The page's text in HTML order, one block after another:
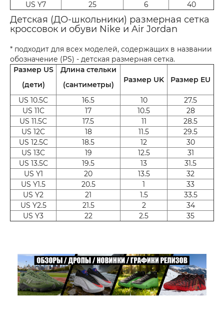
US Y7 25 6 40
Детская (ДО-школьники) размерная сетка
кроссовок и обуви Nike и Air Jordan
* подходит для всех моделей, содержащих в названии
обозначение (PS) - детская размерная сетка.
Размер US
(дети)
Длина стельки
(сантиметры)
Размер UK Размер EU
US 10.5C 16.5 10
27.5
US 11C
17 10.5
28
US 11.5C
17.5 11
28.5
US 12C
18 11.5
29.5
US 12.5C
18.5 12
30
US 13C
19 12.5
31
US 13.5C
19.5 13
31.5
US Y1
20 13.5
32
US Y1.5
20.5 1
33
US Y2
21 1.5
33.5
US Y2.5
21.5 2
34
US Y3
22 2.5 35